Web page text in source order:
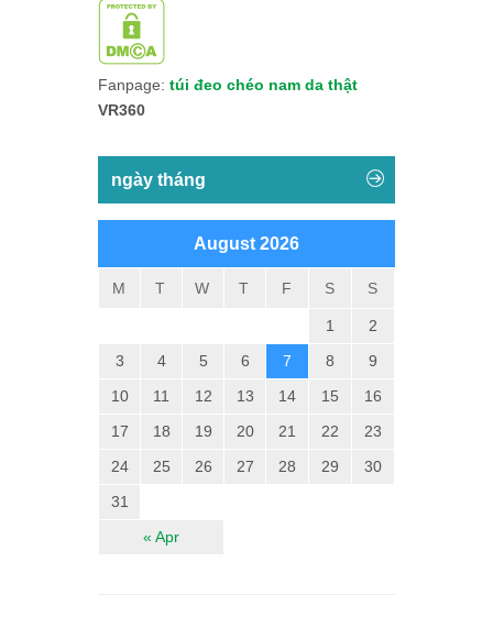
Fanpage: túi đeo chéo nam da thật
VR360
ngày tháng
August 2026
M T W T F S S
« Apr
1
2
3
4 5 6 7 8
9
10
11 12 13 14 15
16
17
18 19 20 21 22
23
24
25 26 27 28 29
30
31